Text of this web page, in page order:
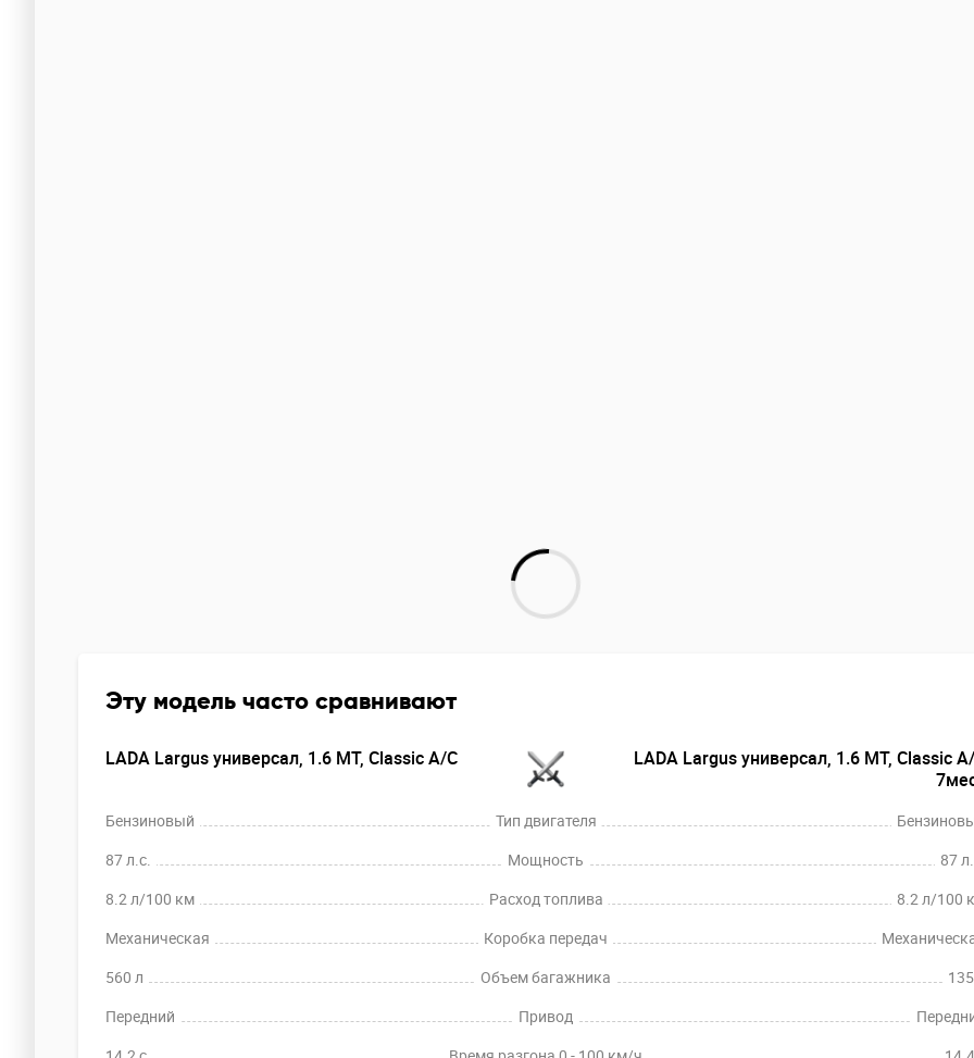
Эту модель часто сравнивают
LADA Largus универсал, 1.6 MT, Classic A/C
LADA Largus универсал, 1.6 MT, Classic
Бензиновый Тип двигателя
87 л.с.
Мощность
87
8.2 л/100 км
Расход топлива
8.2 л/100
Механическая
Коробка передач
560 л
Объем багажника
Передний
Привод